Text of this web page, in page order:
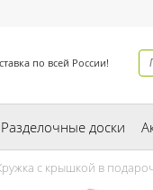
по всей России!
Разделочные доски
с крышкой в